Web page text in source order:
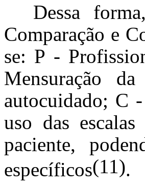
Dessa
Comparação e
se: P -
Mensuração
autocuidado; C
uso das
paciente,
específicos(11).